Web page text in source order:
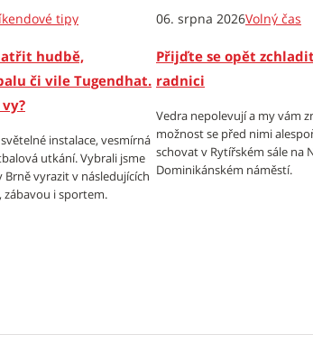
tipy
hudbě,
či vile Tugendhat.
instalace, vesmírná
utkání. Vybrali jsme
Brně vyrazit v následujících
i sportem.
06. srpna 2026Volný čas
Přijďte se opět
radnici
Vedra nepolevují a my vám
možnost se před nimi
schovat v Rytířském sále na
Dominikánském náměstí.